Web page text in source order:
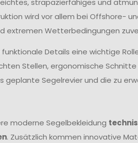
wird vor allem bei Offshore-
extremen Wetterbedingungen
Details eine wichtige
Stellen, ergonomische
geplante Segelrevier und die zu
moderne Segelbekleidung
. Zusätzlich kommen innovative